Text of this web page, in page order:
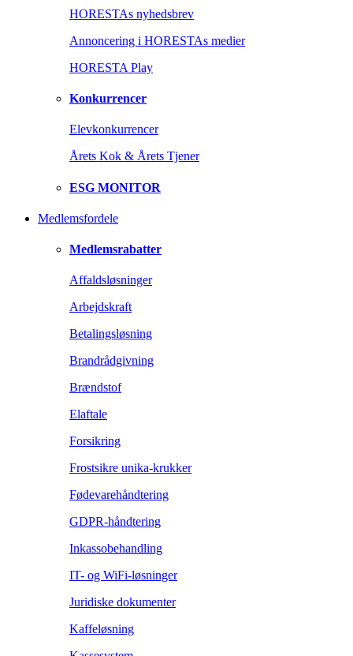
HORESTAs nyhedsbrev
Annoncering i HORESTAs medier
HORESTA Play
Konkurrencer
Elevkonkurrencer
Årets Kok & Årets Tjener
ESG MONITOR
Medlemsfordele
Medlemsrabatter
Affaldsløsninger
Arbejdskraft
Betalingsløsning
Brandrådgivning
Brændstof
Elaftale
Forsikring
Frostsikre unika-krukker
Fødevarehåndtering
GDPR-håndtering
Inkassobehandling
IT- og WiFi-løsninger
Juridiske dokumenter
Kaffeløsning